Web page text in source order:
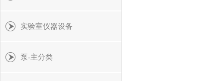
实验室仪器设备
泵-主分类